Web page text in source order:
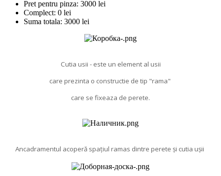
Pret pentru pinza: 3000 lei
Complect: 0 lei
Suma totala: 3000 lei
Cutia usii - este un element al usii
care prezinta o constructie de tip "rama"
care se fixeaza de perete.
Ancadramentul acoperă spațiul ramas dintre perete și cutia ușii